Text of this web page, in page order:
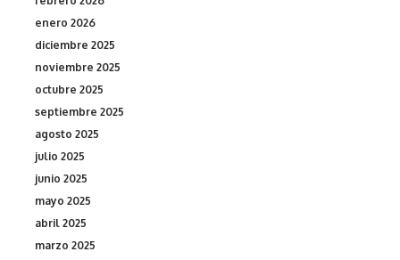
enero 2026
diciembre 2025
noviembre 2025
octubre 2025
septiembre 2025
agosto 2025
julio 2025
junio 2025
mayo 2025
abril 2025
marzo 2025